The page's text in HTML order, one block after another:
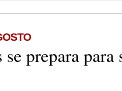
prepara